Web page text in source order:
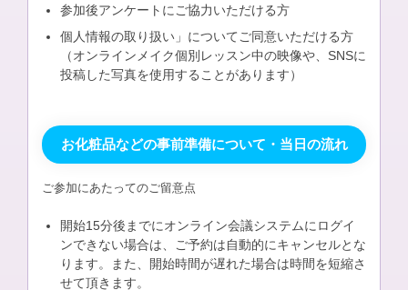
参加後アンケートにご協力いただける方
個人情報の取り扱い」についてご同意いただける方
（オンラインメイク個別レッスン中の映像や、SNSに
投稿した写真を使用することがあります）
お化粧品などの事前準備について・当日の流れ
ご参加にあたってのご留意点
開始15分後までにオンライン会議システムにログイ
ンできない場合は、ご予約は自動的にキャンセルとな
ります。また、開始時間が遅れた場合は時間を短縮さ
せて頂きます。